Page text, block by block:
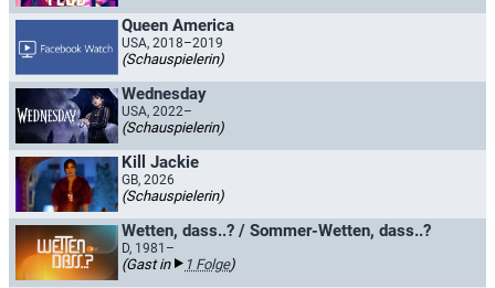
Queen America
USA, 2018–2019
(Schauspielerin)
Wednesday
USA, 2022–
(Schauspielerin)
Kill Jackie
GB, 2026
(Schauspielerin)
Wetten, dass..? / Sommer-Wetten, dass..?
D, 1981–
(Gast in 1 Folge)